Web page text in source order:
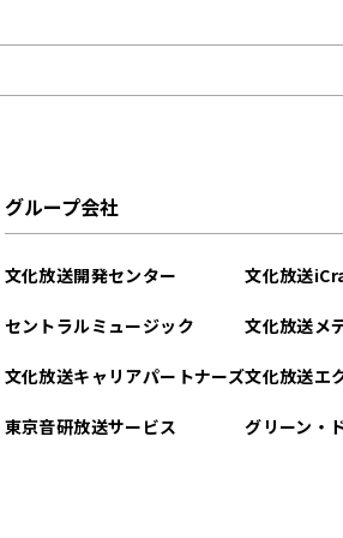
グループ会社
文化放送開発センター
セントラルミュージック
文化放送キャリアパートナーズ
東京音研放送サービス
文化放送
文化放送メ
文化放送エ
グリーン・